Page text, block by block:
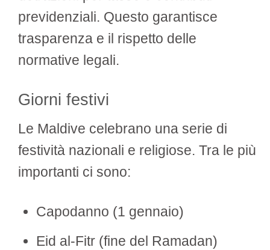
previdenziali. Questo garantisce
trasparenza e il rispetto delle
normative legali.
Giorni festivi
Le Maldive celebrano una serie di
festività nazionali e religiose. Tra le più
importanti ci sono:
Capodanno (1 gennaio)
Eid al-Fitr (fine del Ramadan)